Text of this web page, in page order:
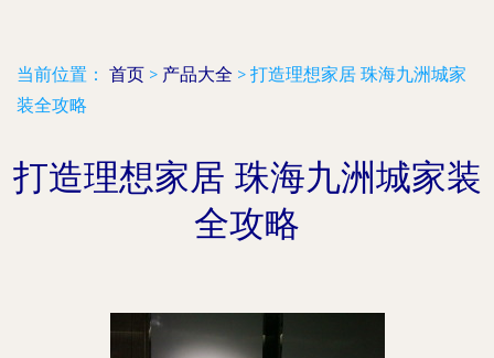
当前位置： 首页 > 产品大全 > 打造理想家居 珠海九洲城家
装全攻略
打造理想家居 珠海九洲城家装
全攻略